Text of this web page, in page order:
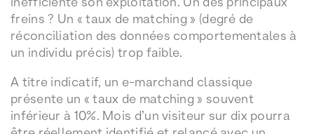
freins ? Un « taux de matching » (degré de
réconciliation des données comportementales à
un individu précis) trop faible.
A titre indicatif, un e-marchand classique
présente un « taux de matching » souvent
inférieur à 10%. Mois d’un visiteur sur dix pourra